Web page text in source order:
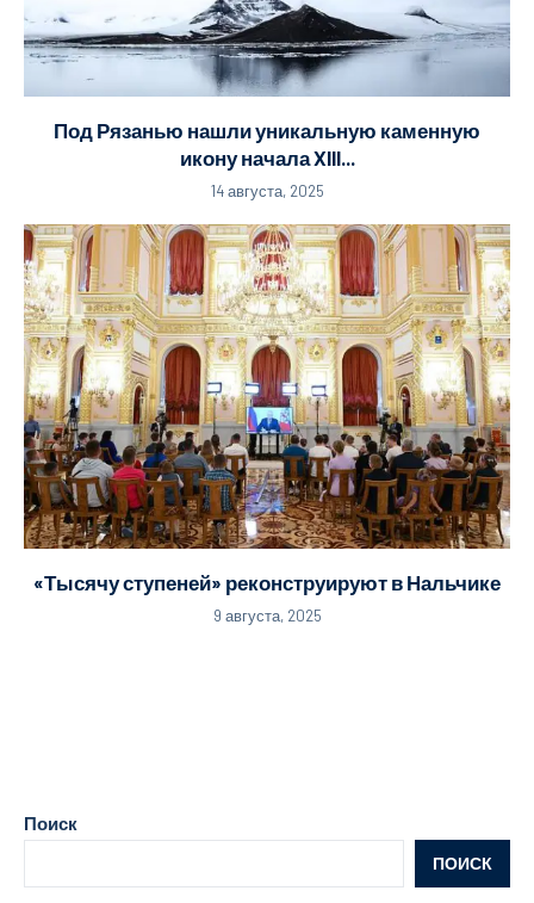
Под Рязанью нашли уникальную каменную
икону начала XIII...
14 августа, 2025
«Тысячу ступеней» реконструируют в Нальчике
9 августа, 2025
Поиск
ПОИСК